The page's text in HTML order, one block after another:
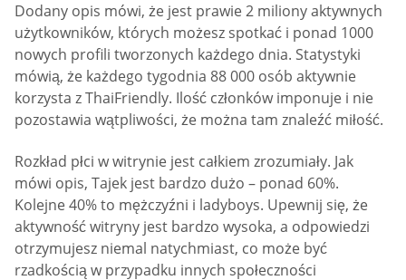
Dodany opis mówi, że jest prawie 2 miliony aktywnych
użytkowników, których możesz spotkać i ponad 1000
nowych profili tworzonych każdego dnia. Statystyki
mówią, że każdego tygodnia 88 000 osób aktywnie
korzysta z ThaiFriendly. Ilość członków imponuje i nie
pozostawia wątpliwości, że można tam znaleźć miłość.
Rozkład płci w witrynie jest całkiem zrozumiały. Jak
mówi opis, Tajek jest bardzo dużo – ponad 60%.
Kolejne 40% to mężczyźni i ladyboys. Upewnij się, że
aktywność witryny jest bardzo wysoka, a odpowiedzi
otrzymujesz niemal natychmiast, co może być
rzadkością w przypadku innych społeczności